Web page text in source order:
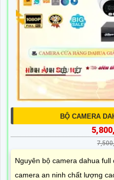
BỘ CAMERA
Nguyên bộ camera dahua
camera an ninh chất lượng